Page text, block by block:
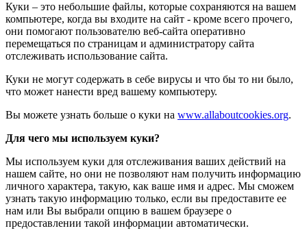
Куки – это небольшие файлы, которые сохраняются на вашем
компьютере, когда вы входите на сайт - кроме всего прочего,
они помогают пользователю веб-сайта оперативно
перемещаться по страницам и администратору сайта
отслеживать использование сайта.
Куки не могут содержать в себе вирусы и что бы то ни было,
что может нанести вред вашему компьютеру.
Вы можете узнать больше о куки на www.allaboutcookies.org.
Для чего мы используем куки?
Мы используем куки для отслеживания ваших действий на
нашем сайте, но они не позволяют нам получить информацию
личного характера, такую, как ваше имя и адрес. Мы сможем
узнать такую информацию только, если вы предоставите ее
нам или Вы выбрали опцию в вашем браузере о
предоставлении такой информации автоматически.